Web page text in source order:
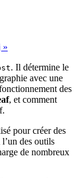
»
. Il détermine le
avec une
des
, et comment
pour créer des
des outils
de nombreux